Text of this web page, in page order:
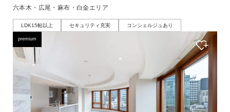
六本木・広尾・麻布・白金エリア
LDK15帖以上 セキュリティ充実 コンシェルジュあり
premium